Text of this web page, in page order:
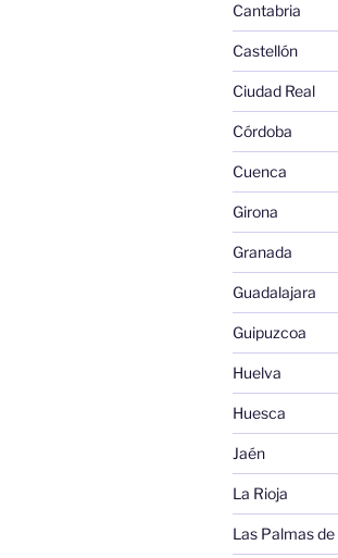
Cantabria
Castellón
Ciudad Real
Córdoba
Cuenca
Girona
Granada
Guadalajara
Guipuzcoa
Huelva
Huesca
Jaén
La Rioja
Las Palmas